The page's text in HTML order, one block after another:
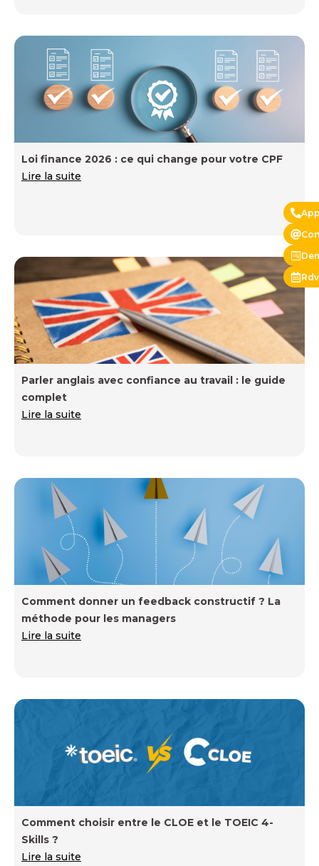
Loi finance 2026 : ce qui change pour votre CPF
Lire la suite
Parler anglais avec confiance au travail : le guide
complet
Lire la suite
Comment donner un feedback constructif ? La
méthode pour les managers
Lire la suite
Comment choisir entre le CLOE et le TOEIC 4-
Skills ?
Lire la suite